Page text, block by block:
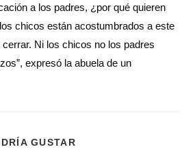
a los padres, ¿por qué quieren
chicos están acostumbrados a este
cerrar. Ni los chicos no los padres
expresó la abuela de un
GUSTAR